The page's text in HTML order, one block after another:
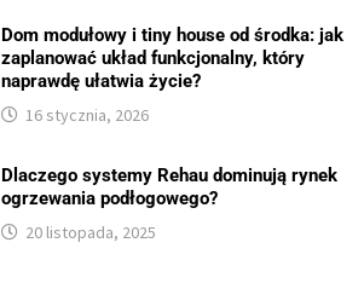
Dom modułowy i tiny house od środka: jak
zaplanować układ funkcjonalny, który
naprawdę ułatwia życie?
16 stycznia, 2026
Dlaczego systemy Rehau dominują rynek
ogrzewania podłogowego?
20 listopada, 2025